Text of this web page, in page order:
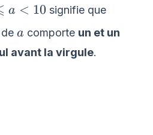
10
a < 10 signifie que
a
a comporte un et un
avant la virgule.